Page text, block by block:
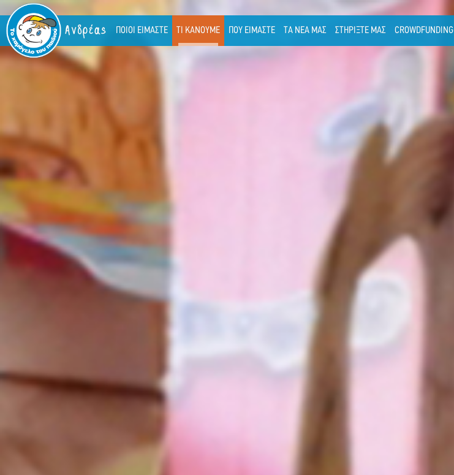
Ανδρέας ΠΟΙΟΙ ΕΙΜΑΣΤΕ ΤΙ ΚΑΝΟΥΜΕ ΠΟΥ ΕΙΜΑΣΤΕ ΤΑ ΝΕΑ ΜΑΣ ΣΤΗΡΙΞΤΕ ΜΑΣ CROWDFUNDING